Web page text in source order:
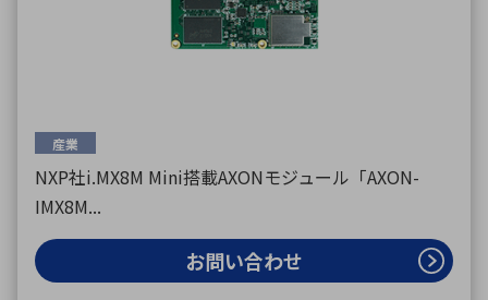
産業
NXP社i.MX8M Mini搭載AXONモジュール「AXON-
IMX8M...
お問い合わせ